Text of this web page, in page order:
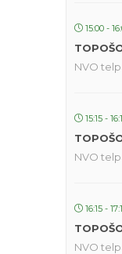
15:00 -
NVO
15:15 -
NVO
16:15 -
NVO